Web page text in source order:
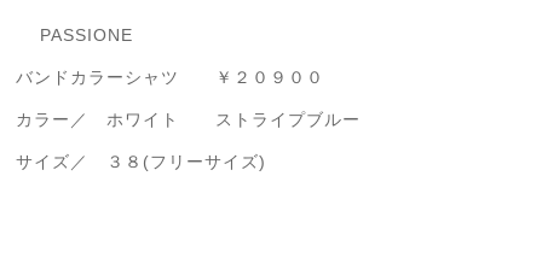
PASSIONE
バンドカラーシャツ ￥２０９００
カラー／ ホワイト ストライプブルー
サイズ／ ３８(フリーサイズ)